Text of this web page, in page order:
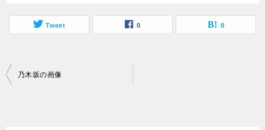
Tweet 0 0
投
乃木坂の画像